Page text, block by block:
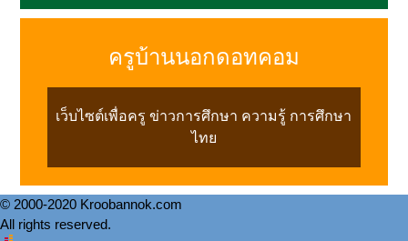
ครูบ้านนอกดอทคอม
เว็บไซต์เพื่อครู ข่าวการศึกษา ความรู้ การศึกษา
ไทย
© 2000-2020 Kroobannok.com
All rights reserved.